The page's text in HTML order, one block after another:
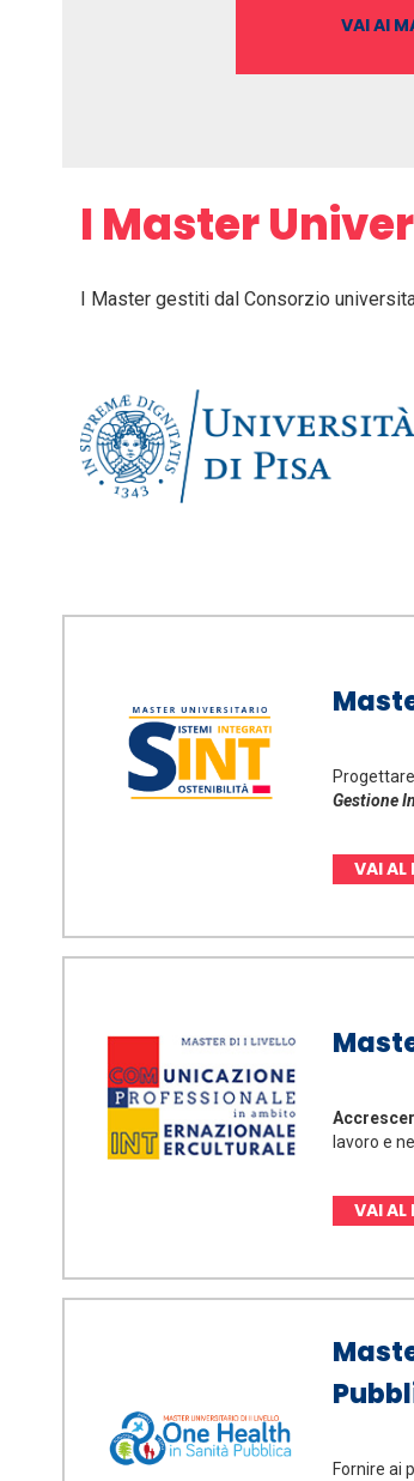
VAI AI
I Master
I Master gestiti dal Consorzio
Gestione
VAI AL
lavoro e
VAI AL
Fornire ai